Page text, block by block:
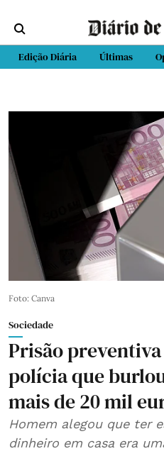
Edição Diária Últimas
Foto: Canva
Sociedade
Prisão
polícia que
mais de 20 mil
Homem alegou que ter
dinheiro em casa era